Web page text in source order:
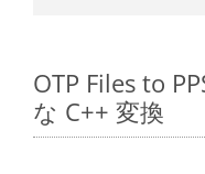
OTP Files to
な C++ 変換